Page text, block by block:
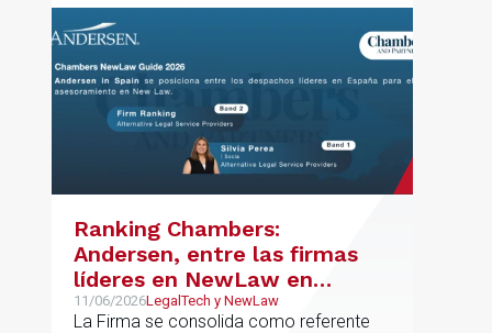
Ranking Chambers:
Andersen, entre las firmas
líderes en NewLaw en
España y Europa
11/06/2026LegalTech y NewLaw
La Firma se consolida como referente